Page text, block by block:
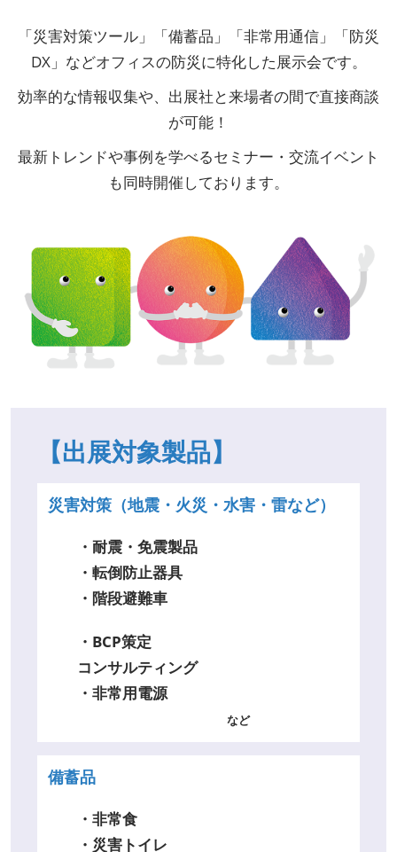
「災害対策ツール」「備蓄品」「非常用通信」「防災
DX」などオフィスの防災に特化した展示会です。
効率的な情報収集や、出展社と来場者の間で直接商談
が可能！
最新トレンドや事例を学べるセミナー・交流イベント
も同時開催しております。
【出展対象製品】
災害対策（地震・火災・水害・雷など）
・耐震・免震製品
・転倒防止器具
・階段避難車
・BCP策定
コンサルティング
・非常用電源
など
備蓄品
・非常食
・災害トイレ